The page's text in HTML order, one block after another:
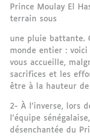
Prince Moulay El
terrain sous
une pluie battante.
monde entier : voici
vous accueille,
sacrifices et les
être à la hauteur
2- À l’inverse, lors
l’équipe
désenchantée du